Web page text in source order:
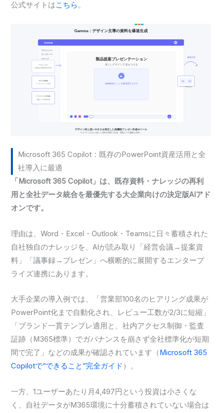
公式サイトはこちら。
Microsoft 365 Copilot：既存のPowerPoint資産活用と全
社導入に最適
「Microsoft 365 Copilot」は、既存資料・ナレッジの再利
用と全社データ統合を最優先する大企業向けの決定版AIアド
オンです。
理由は、Word・Excel・Outlook・Teamsに日々蓄積された
自社独自のナレッジを、AIが読み取り「経営会議→提案資
料」「議事録→プレゼン」へ横断的に展開するエンタープ
ライズ連携にあります。
大手企業の導入例では、「営業部100名のヒアリング成果が
PowerPoint化まで自動化され、レビュー工数が2/3に短縮」
「ブランド一貫テンプレ適用と、社内アクセス制御・監査
証跡（M365標準）でガバナンスを崩さず全社標準化が短期
間で完了」などの成果が確認されています（Microsoft 365
Copilotで“できること”完全ガイド ）。
一方、1ユーザーあたり月4,497円という投資は小さくな
く、自社データがM365環境に十分蓄積されていない場合は